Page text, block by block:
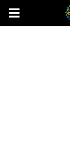
Prowital.pl